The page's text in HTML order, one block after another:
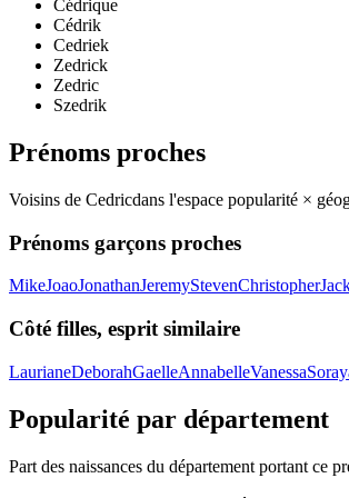
Cédrique
Cédrik
Cedriek
Zedrick
Zedric
Szedrik
Prénoms proches
Voisins de Cedricdans l'espace popularité ×
Prénoms garçons proches
MikeJoaoJonathanJeremyStevenChristopher
Côté filles, esprit similaire
LaurianeDeborahGaelleAnnabelleVanessa
Popularité par département
Part des naissances du département portant ce